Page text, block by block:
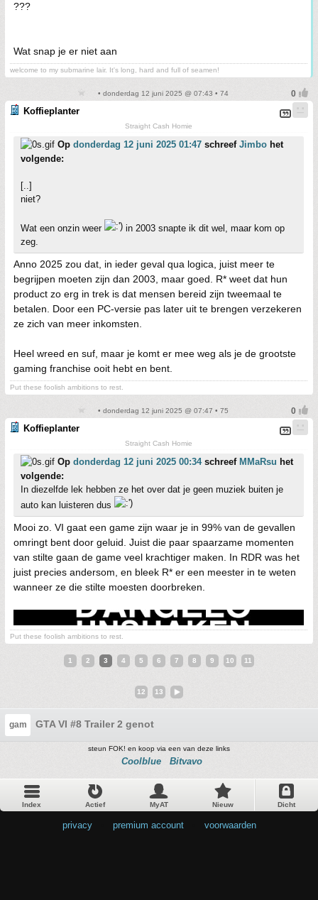
???
Wat snap je er niet aan
welcome to my submarine lair. It's long, hard and full of seamen!
• donderdag 12 juni 2025 @ 07:43 • 74
Koffieplanter
Straight Cash Homie
Op donderdag 12 juni 2025 01:47 schreef Jimbo het
volgende:
[..]
niet?
Wat een onzin weer
in 2003 snapte ik dit wel, maar kom op
zeg.
Anno 2025 zou dat, in ieder geval qua logica, juist meer te
begrijpen moeten zijn dan 2003, maar goed. R* weet dat hun
product zo erg in trek is dat mensen bereid zijn tweemaal te
betalen. Door een PC-versie pas later uit te brengen verzekeren
ze zich van meer inkomsten.
Heel wreed en suf, maar je komt er mee weg als je de grootste
gaming franchise ooit hebt en bent.
Put these foolish ambitions to rest.
• donderdag 12 juni 2025 @ 07:47 • 75
Koffieplanter
Straight Cash Homie
Op donderdag 12 juni 2025 00:34schreef MMaRsu het
volgende:
In diezelfde lek hebben ze het over dat je geen muziek buiten je
auto kan luisteren dus
Mooi zo. VI gaat een game zijn waar je in 99% van de gevallen
omringt bent door geluid. Juist die paar spaarzame momenten
van stilte gaan de game veel krachtiger maken. In RDR was het
juist precies andersom, en bleek R* er een meester in te weten
wanneer ze die stilte moesten doorbreken.
Put these foolish ambitions to rest.
1 2 3 4 5 6 7 8 9 10 11
12 13
gam GTA VI #8 Trailer 2 genot
steun FOK! en koop via een van deze links
Coolblue Bitvavo
Index Actief MyAT Nieuw Dicht
privacy premium account voorwaarden